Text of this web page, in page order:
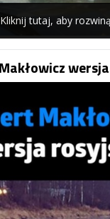
Kliknij tutaj, aby